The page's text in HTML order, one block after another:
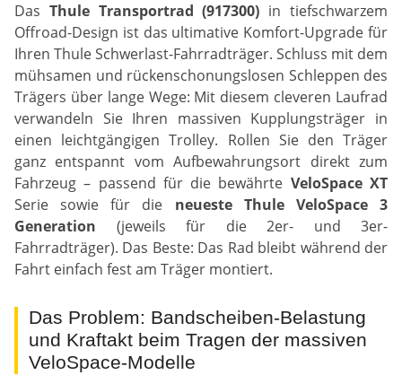
Das Thule Transportrad (917300) in tiefschwarzem
Offroad-Design ist das ultimative Komfort-Upgrade für
Ihren Thule Schwerlast-Fahrradträger. Schluss mit dem
mühsamen und rückenschonungslosen Schleppen des
Trägers über lange Wege: Mit diesem cleveren Laufrad
verwandeln Sie Ihren massiven Kupplungsträger in
einen leichtgängigen Trolley. Rollen Sie den Träger
ganz entspannt vom Aufbewahrungsort direkt zum
Fahrzeug – passend für die bewährte VeloSpace XT
Serie sowie für die neueste Thule VeloSpace 3
Generation (jeweils für die 2er- und 3er-
Fahrradträger). Das Beste: Das Rad bleibt während der
Fahrt einfach fest am Träger montiert.
Das Problem: Bandscheiben-Belastung
und Kraftakt beim Tragen der massiven
VeloSpace-Modelle